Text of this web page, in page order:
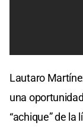
Lautaro
una
“achique” de la